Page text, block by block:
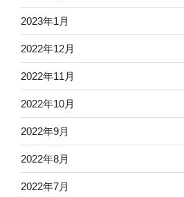
2023年1月
2022年12月
2022年11月
2022年10月
2022年9月
2022年8月
2022年7月